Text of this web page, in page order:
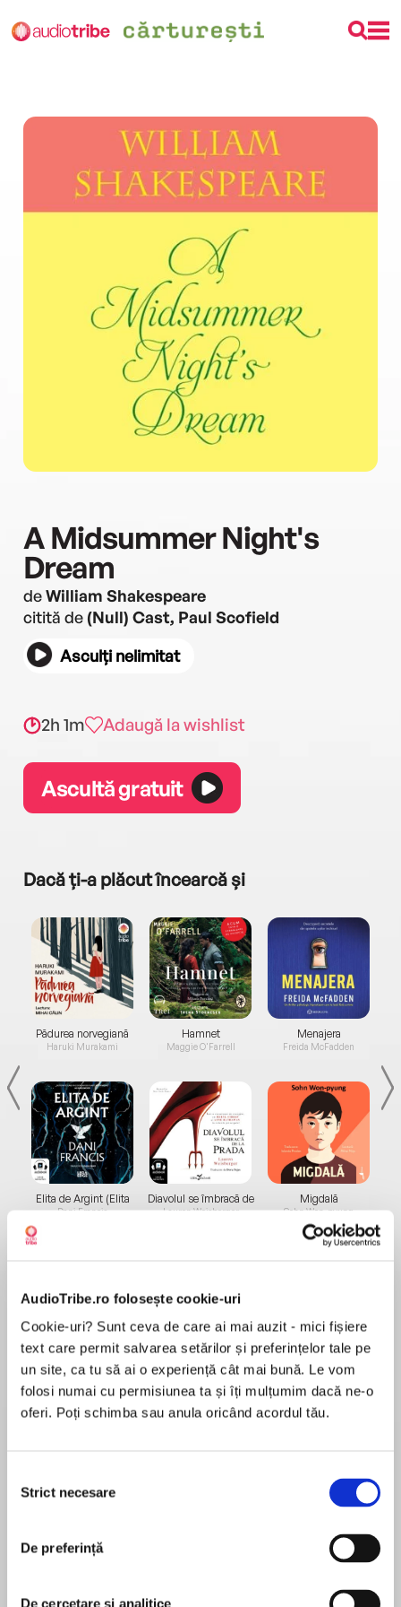
AudioTribe.ro folosește cookie-uri
Cookie-uri? Sunt ceva de care ai mai auzit - mici fișiere
text care permit salvarea setărilor și preferințelor tale pe
un site, ca tu să ai o experiență cât mai bună. Le vom
folosi numai cu permisiunea ta și îți mulțumim dacă ne-o
oferi. Poți schimba sau anula oricând acordul tău.
consimțământului
Strict necesare
De preferință
De cercetare și analitice
A Midsummer Night's
Dream
deWilliam Shakespeare
citită de (Null) Cast, Paul Scofield
Asculți nelimitat
2h 1m Adaugă la wishlist
Ascultă gratuit
Dacă ți-a plăcut încearcă și
Pădurea norvegiană
Haruki Murakami
Elita de Argint (Elita
de...
Dani Francis
Hamnet
Maggie O'Farrell
Diavolul se îmbracă de
la...
Lauren Weisberger
Menajera
Freida McFadden
Migdală
Sohn Won-pyung
"How shall we beguile the lazy time,if not with
some delight?"
Sendak (Where the WildThings Are), specially
commissioned for the Shakespeare on
Harvard scholar Harold Bloom accompanies the
CD.
pentru această carte
William Shakespeare is widely regarded as the